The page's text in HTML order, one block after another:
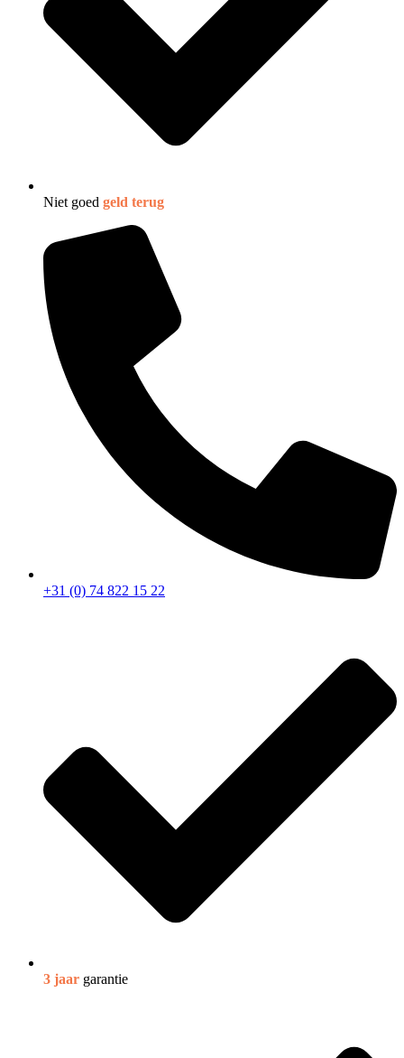
Niet goed geld terug
+31 (0) 74 822 15 22
3 jaar garantie